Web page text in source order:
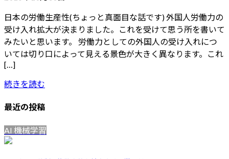
日本の労働生産性(ちょっと真面目な話です) 外国人労働力の
受け入れ拡大が決まりました。これを受けて思う所を書いて
みたいと思います。 労働力としての外国人の受け入れにつ
いては切り口によって見える景色が大きく異なります。これ
[…]
続きを読む
最近の投稿
AI 機械学習